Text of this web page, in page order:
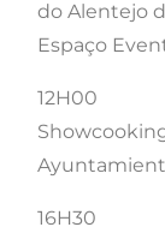
do Alentejo
Espaço
12H00
16H30